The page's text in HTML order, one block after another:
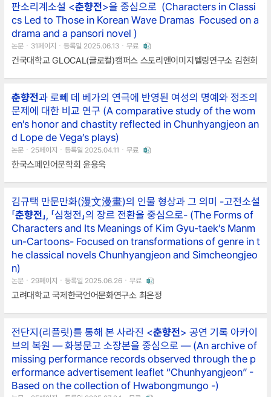
판소리계소설 <춘향전>을 중심으로 ­ (Characters in Classi
cs Led to Those in Korean Wave Dramas ­ Focused on a
drama and a pansori novel ­)
논문ㆍ31페이지ㆍ등록일 2025.06.13ㆍ무료
건국대학교 GLOCAL(글로컬)캠퍼스 스토리앤이미지텔링연구소 김현희
춘향전과 로뻬 데 베가의 연극에 반영된 여성의 명예와 정조의
문제에 대한 비교 연구 (A comparative study of the wom
en’s honor and chastity reflected in Chunhyangjeon an
d Lope de Vega’s plays)
논문ㆍ25페이지ㆍ등록일 2025.04.11ㆍ무료
한국스페인어문학회 윤용욱
김규택 만문만화(漫文漫畫)의 인물 형상과 그 의미 -고전소설
「춘향전」, 「심청전」의 장르 전환을 중심으로- (The Forms of
Characters and Its Meanings of Kim Gyu-taek’s Manm
un-Cartoons- Focused on transformations of genre in t
he classical novels Chunhyangjeon and Simcheongjeo
n)
논문ㆍ29페이지ㆍ등록일 2025.06.26ㆍ무료
고려대학교 국제한국언어문화연구소 최은정
전단지(리플릿)를 통해 본 사라진 <춘향전> 공연 기록 아카이
브의 복원 ― 화봉문고 소장본을 중심으로 ― (An archive of
missing performance records observed through the p
erformance advertisement leaflet “Chunhyangjeon” -
Based on the collection of Hwabongmungo -)